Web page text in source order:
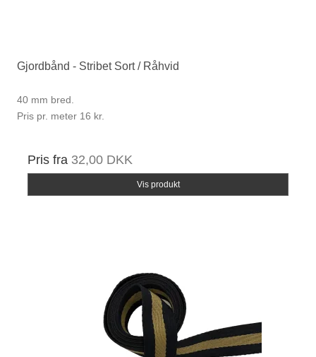
Gjordbånd - Stribet Sort / Råhvid
40 mm bred.
Pris pr. meter 16 kr.
Pris fra 32,00 DKK
Vis produkt